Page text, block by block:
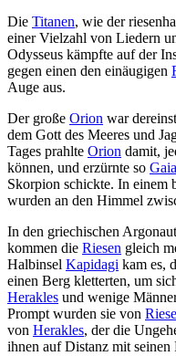
Die Titanen, wie der
einer Vielzahl von Liedern
Odysseus kämpfte auf der
gegen einen den einäugigen
Auge aus.
Der große Orion war
dem Gott des Meeres und
Tages prahlte Orion damit,
können, und erzürnte so Gaia
Skorpion schickte. In einem
wurden an den Himmel
In den griechischen
kommen die Riesen gleich
Halbinsel Kapidagi kam es,
einen Berg kletterten, um
Herakles und wenige
Prompt wurden sie von
von Herakles, der die
ihnen auf Distanz mit seinen